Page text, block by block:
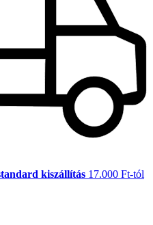
kiszállítás 17.000 Ft-tól